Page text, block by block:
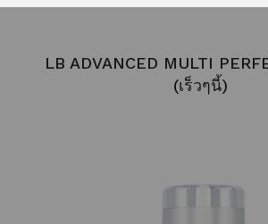
LB ADVANCED MULTI
(เร็วๆนี้)